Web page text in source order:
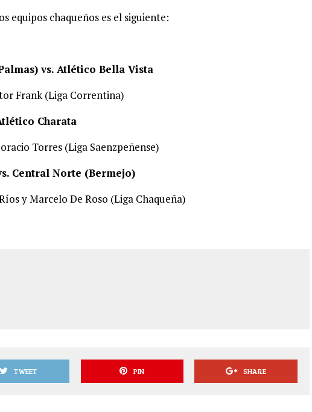
equipos chaqueños es el siguiente:
vs. Atlético Bella Vista
Frank (Liga Correntina)
Charata
Torres (Liga Saenzpeñense)
Central Norte (Bermejo)
y Marcelo De Roso (Liga Chaqueña)
TWEET PIN SHARE